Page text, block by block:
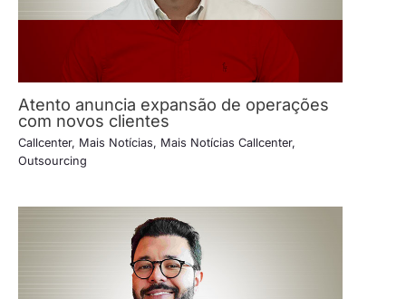
Atento anuncia expansão de operações
com novos clientes
Callcenter, Mais Notícias, Mais Notícias Callcenter,
Outsourcing